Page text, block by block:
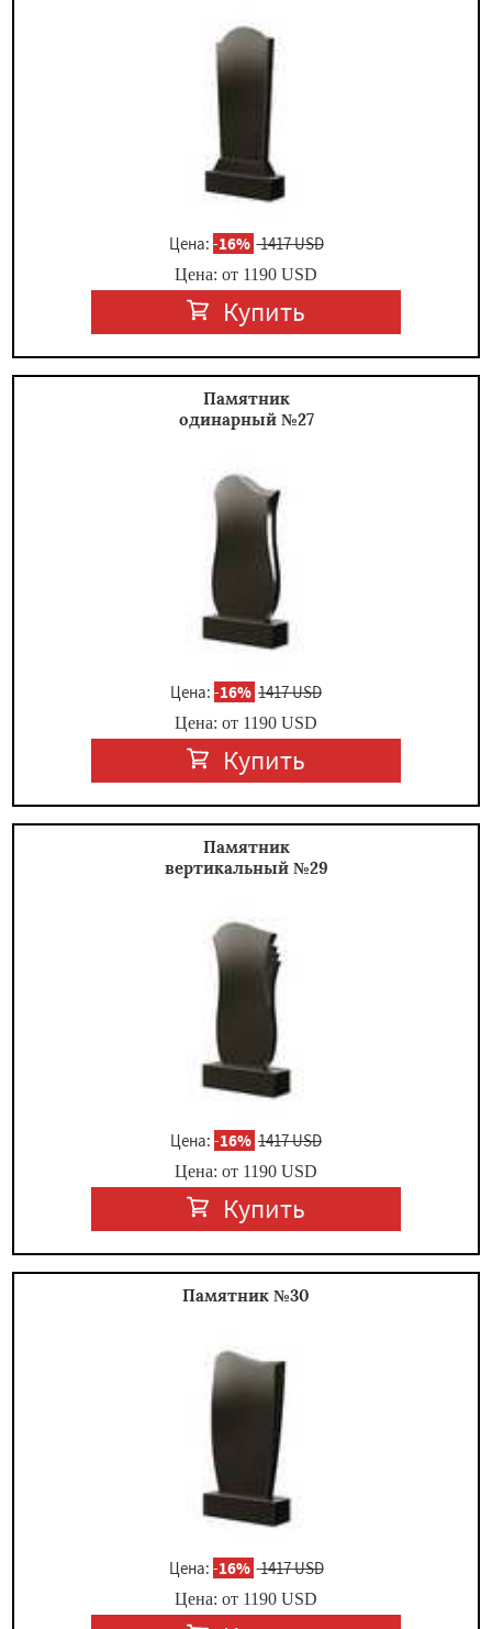
Цена: -16% 1417 USD
Цена: от 1190 USD
Купить
Памятник
одинарный №27
Цена: -16% 1417 USD
Цена: от 1190 USD
Купить
Памятник
вертикальный №29
Цена: -16% 1417 USD
Цена: от 1190 USD
Купить
Памятник №30
Цена: -16% 1417 USD
Цена: от 1190 USD